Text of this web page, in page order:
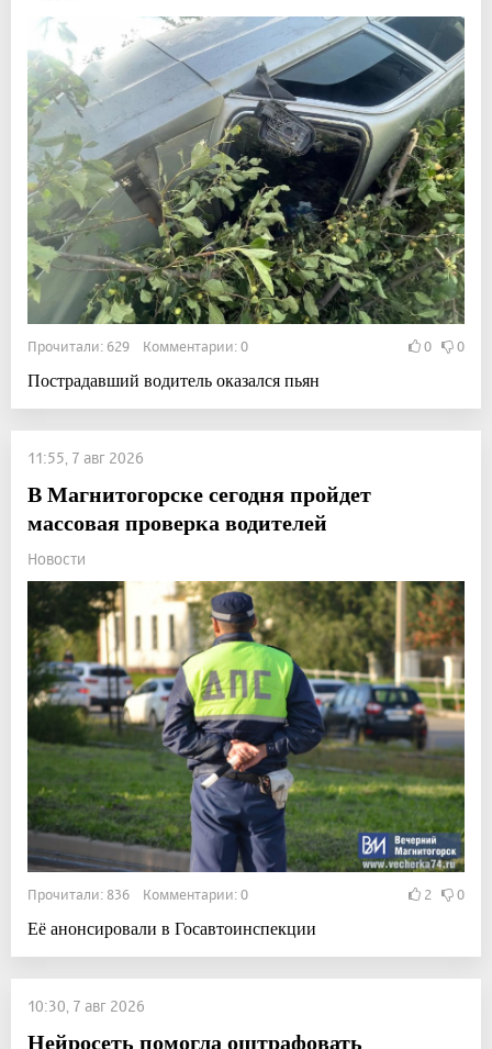
Прочитали: 629 Комментарии: 0 0 0
Пострадавший водитель оказался пьян
11:55, 7 авг 2026
В Магнитогорске сегодня пройдет
массовая проверка водителей
Новости
Прочитали: 836 Комментарии: 0 2 0
Её анонсировали в Госавтоинспекции
10:30, 7 авг 2026
Нейросеть помогла оштрафовать